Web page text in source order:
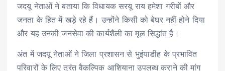
जदयू नेताओं ने बताया कि विधायक सरयू राय हमेशा गरीबों और
जनता के हित में खड़े रहे हैं। उन्होंने किसी को बेघर नहीं होने दिया
और यह उनकी जनसेवा की कार्यशैली का मूल सिद्धांत है।
अंत में जदयू नेताओं ने जिला प्रशासन से भुइंयाडीह के प्रभावित
परिवारों के लिए तुरंत वैकल्पिक आशियाना उपलब्ध कराने की मांग